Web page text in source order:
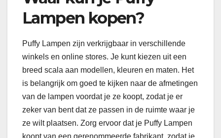
Lampen kopen?
Puffy Lampen zijn verkrijgbaar in verschillende
winkels en online stores. Je kunt kiezen uit een
breed scala aan modellen, kleuren en maten. Het
is belangrijk om goed te kijken naar de afmetingen
van de lampen voordat je ze koopt, zodat je er
zeker van bent dat ze passen in de ruimte waar je
ze wilt plaatsen. Zorg ervoor dat je Puffy Lampen
koopt van een gerenommeerde fabrikant, zodat je